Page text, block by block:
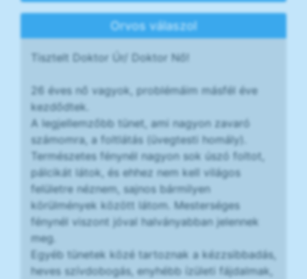
Orvos válaszol
Tisztelt Doktor Úr/ Doktor Nő!
26 éves nő vagyok, problémáim másfél éve
kezdődtek.
A legjellemzőbb tünet, ami nagyon zavaró
számomra, a foltlátás (üvegtesti homály).
Természetes fénynél nagyon sok úszó foltot,
pálcikát látok, és ehhez nem kell világos
felületre néznem, sajnos bármilyen
körülmények között látom. Mesterséges
fénynél viszont jóval halványabban jelennek
meg.
Egyéb tünetek közé tartoznak a kézzsibbadás,
heves szívdobogás, enyhébb ízületi fájdalmak,